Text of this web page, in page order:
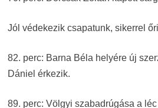
Jól védekezik csapatunk, sikerrel
82. perc: Barna Béla helyére új
Dániel érkezik.
89. perc: Völgyi szabadrúgása a